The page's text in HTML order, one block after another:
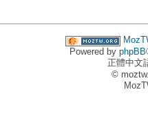
Powered by phpBB
正體中文
©